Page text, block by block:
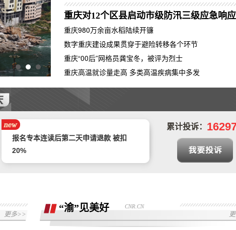
重庆推进创新强市建设 全面转入创新驱动发展轨道
重庆对12个区县启动市级防汛三级应急响应
重庆980万余亩水稻陆续开镰
数字重庆建设成果贯穿于避险转移各个环节
重庆“00后”网格员龚宝冬，被评为烈士
重庆高温就诊量走高 多类高温疾病集中多发
预售年卡自动被激活，开放半年预约期有
近3个月周末不能预约，还不允许退卡退
中山市正德二手车交易有限公司拒不退款
报名专本连读后第二天申请退款 被扣
20%
遭遇汽车4S店不给予退定金以及销售人
现就退款协议没有达成一致，希望平台协
助
累计投诉：
更多>>
“渝”见美好 CNR.CN